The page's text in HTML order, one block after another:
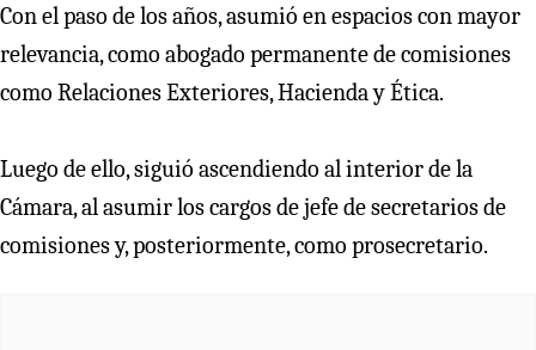
Con el paso de los años, asumió en espacios con mayor
relevancia, como abogado permanente de comisiones
como Relaciones Exteriores, Hacienda y Ética.
Luego de ello, siguió ascendiendo al interior de la
Cámara, al asumir los cargos de jefe de secretarios de
comisiones y, posteriormente, como prosecretario.